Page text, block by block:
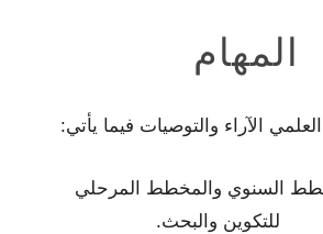
المهام
الآراء والتوصيات فيما يأتي:
السنوي والمخطط المرحلي
للتكوين والبحث.